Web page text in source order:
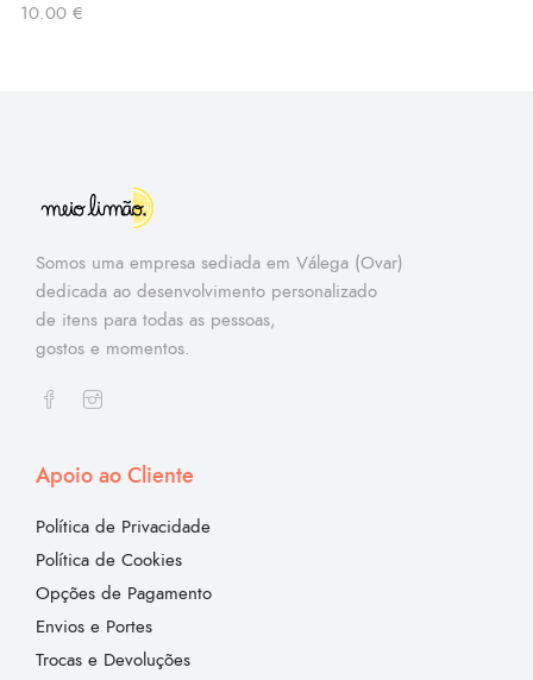
10.00 €
Somos uma empresa sediada em Válega (Ovar)
dedicada ao desenvolvimento personalizado
de itens para todas as pessoas,
gostos e momentos.
Apoio ao Cliente
Política de Privacidade
Política de Cookies
Opções de Pagamento
Envios e Portes
Trocas e Devoluções